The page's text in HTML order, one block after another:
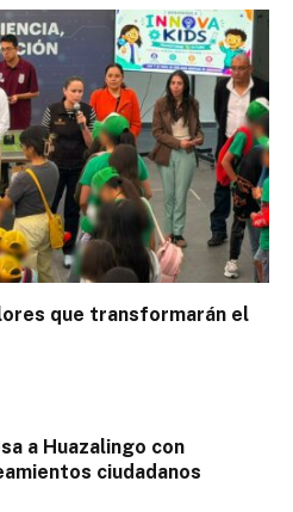
que transformarán el
a Huazalingo con
ciudadanos